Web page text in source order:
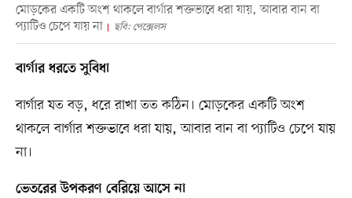
মোড়কের একটি অংশ থাকলে বার্গার শক্তভাবে ধরা যায়, আবার বান বা
প্যাটিও চেপে যায় না
ছবি: পেক্সেলস
বার্গার ধরতে সুবিধা
বার্গার যত বড়, ধরে রাখা তত কঠিন। মোড়কের একটি অংশ
থাকলে বার্গার শক্তভাবে ধরা যায়, আবার বান বা প্যাটিও চেপে যায়
না।
ভেতরের উপকরণ বেরিয়ে আসে না